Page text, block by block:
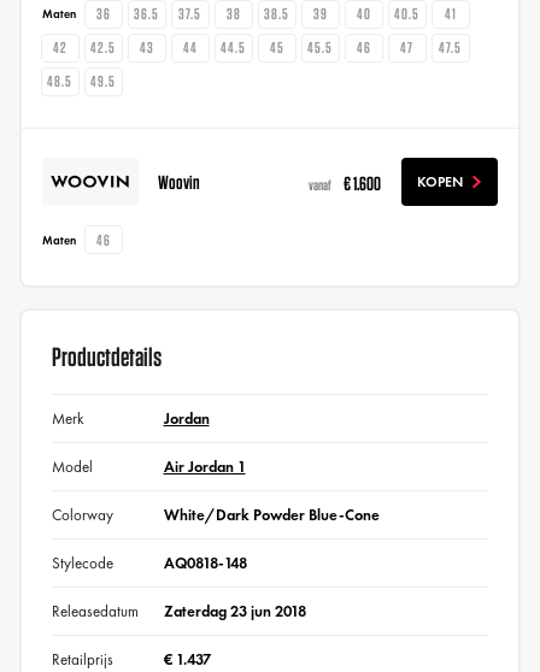
Maten 36 36.5 37.5 38 38.5 39 40 40.5
41
42
42.5 43 44 44.5 45 45.5 46 47
47.5
48.5
49.5
Woovin vanaf € 1.600 KOPEN
Maten 46
Productdetails
Merk Jordan
Model Air Jordan 1
Colorway White/Dark Powder Blue-Cone
Stylecode AQ0818-148
Releasedatum Zaterdag 23 jun 2018
Retailprijs € 1.437